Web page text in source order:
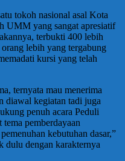
tokoh nasional asal Kota
UMM yang sangat apresiatif
terbukti 400 lebih
lebih yang tergabung
kursi yang telah
ternyata mau menerima
diawal kegiatan tadi juga
penuh acara Peduli
pemberdayaan
kebutuhan dasar,”
dulu dengan karakternya